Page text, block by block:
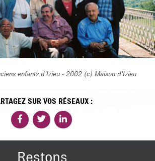
enfants d'Izieu - 2002 (c) Maison d'Izieu
SUR VOS RÉSEAUX :